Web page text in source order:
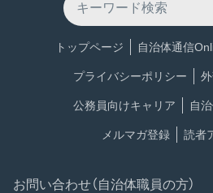
トップページ 自治体通信
プライバシーポリシー
公務員向けキャリア 自
メルマガ登録 読者
お問い合わせ（自治体職員の方）